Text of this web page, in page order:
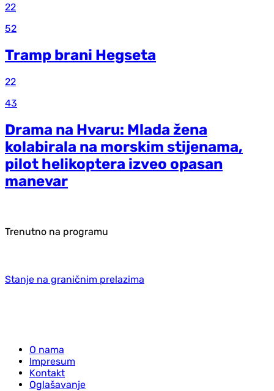
22
52
Tramp brani Hegseta
22
43
Drama na Hvaru: Mlada žena
kolabirala na morskim stijenama,
pilot helikoptera izveo opasan
manevar
Trenutno na programu
Stanje na graničnim prelazima
O nama
Impresum
Kontakt
Oglašavanje